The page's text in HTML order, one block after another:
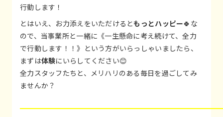
行動します！
とはいえ、お力添えをいただけるともっとハッピー🍀な
ので、当事業所と一緒に《一生懸命に考え続けて、全力
で行動します！！》という方がいらっしゃいましたら、
まずは体験にいらしてください😊
全力スタッフたちと、メリハリのある毎日を過ごしてみ
ませんか？